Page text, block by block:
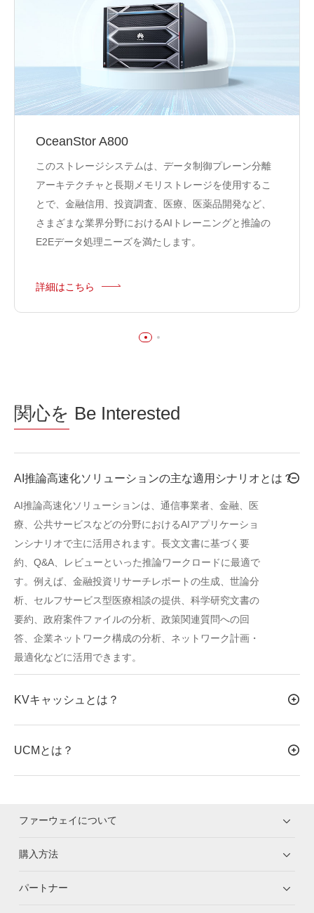
OceanStor A800
このストレージシステムは、データ制御プレーン分離
アーキテクチャと長期メモリストレージを使用するこ
とで、金融信用、投資調査、医療、医薬品開発など、
さまざまな業界分野におけるAIトレーニングと推論の
E2Eデータ処理ニーズを満たします。
詳細はこちら
関心を Be Interested
AI推論高速化ソリューションの主な適用シナリオとは？
AI推論高速化ソリューションは、通信事業者、金融、医
療、公共サービスなどの分野におけるAIアプリケーショ
ンシナリオで主に活用されます。長文文書に基づく要
約、Q&A、レビューといった推論ワークロードに最適で
す。例えば、金融投資リサーチレポートの生成、世論分
析、セルフサービス型医療相談の提供、科学研究文書の
要約、政府案件ファイルの分析、政策関連質問への回
答、企業ネットワーク構成の分析、ネットワーク計画・
最適化などに活用できます。
KVキャッシュとは？
UCMとは？
ファーウェイについて
購入方法
パートナー